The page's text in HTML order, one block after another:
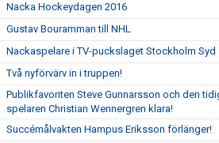
Nacka Hockeydagen 2016
Gustav Bouramman till NHL
Nackaspelare i TV-puckslaget Stockholm Syd
Två nyförvärv in i truppen!
Publikfavoriten Steve Gunnarsson och den
spelaren Christian Wennergren klara!
Succémålvakten Hampus Eriksson förlänger!